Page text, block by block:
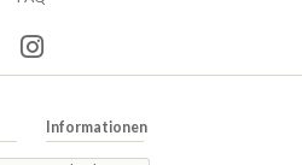
Informationen